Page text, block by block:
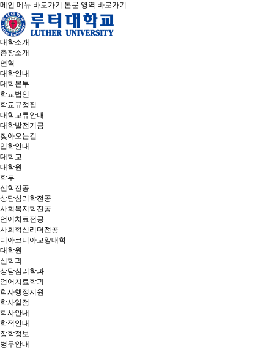
메인 메뉴 바로가기 본문 영역 바로가기
대학소개
총장소개
연혁
대학안내
대학본부
학교법인
학교규정집
대학교류안내
대학발전기금
찾아오는길
입학안내
대학교
대학원
학부
신학전공
상담심리학전공
사회복지학전공
언어치료전공
사회혁신리더전공
디아코니아교양대학
대학원
신학과
상담심리학과
언어치료학과
학사행정지원
학사일정
학사안내
학적안내
장학정보
병무안내